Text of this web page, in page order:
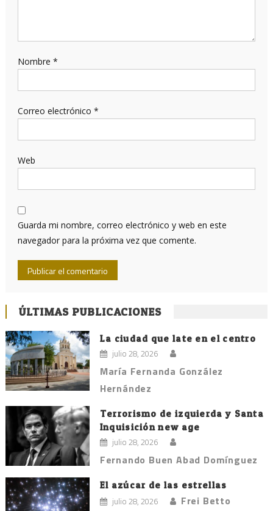
Nombre *
Correo electrónico *
Web
Guarda mi nombre, correo electrónico y web en este
navegador para la próxima vez que comente.
ÚLTIMAS PUBLICACIONES
La ciudad que late en el centro
julio 28, 2026
María Fernanda González
Hernández
Terrorismo de izquierda y Santa
Inquisición new age
julio 28, 2026
Fernando Buen Abad Domínguez
El azúcar de las estrellas
julio 28, 2026 Frei Betto